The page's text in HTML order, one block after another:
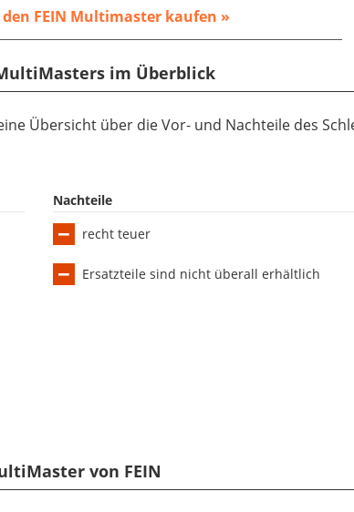
FEIN Multimaster kaufen »
im Überblick
Übersicht über die Vor- und Nachteile des
Nachteile
recht teuer
Ersatzteile sind nicht überall erhältlich
von FEIN